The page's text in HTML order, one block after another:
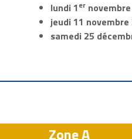
lundi 1er
jeudi 11 novembre
samedi 25
Zone A